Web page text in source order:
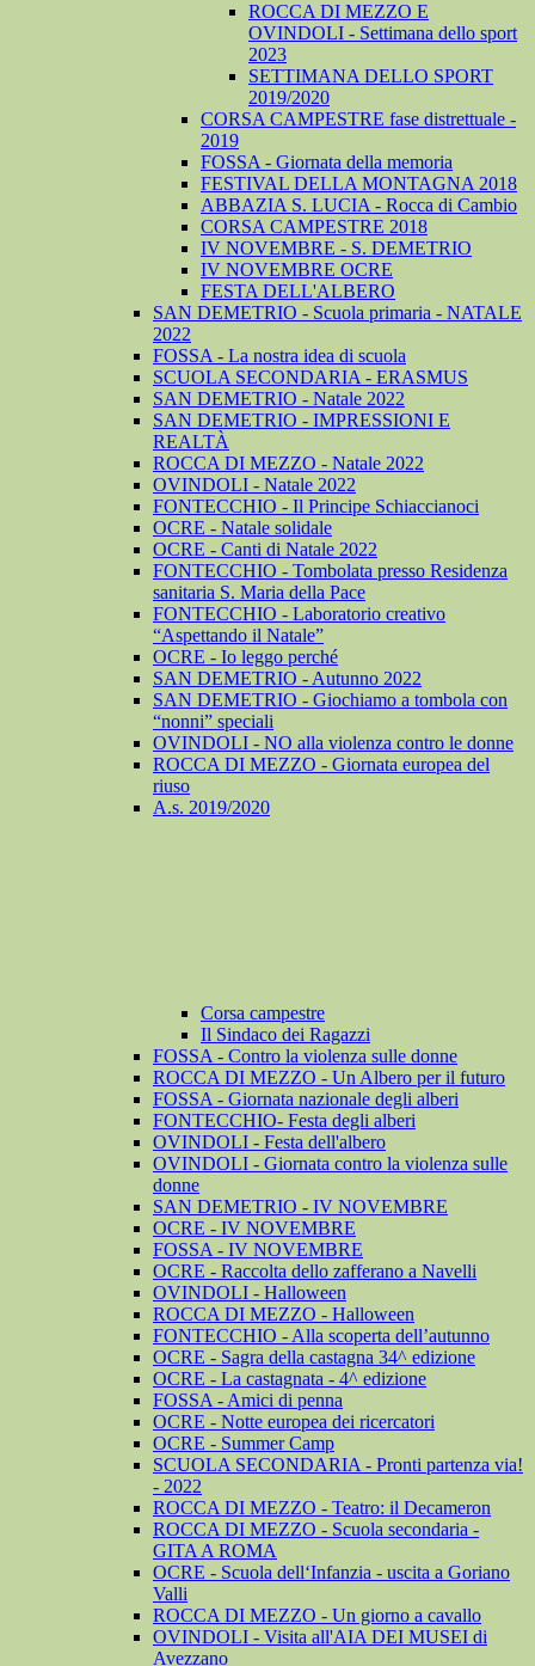
ROCCA DI MEZZO E
OVINDOLI - Settimana dello sport
2023
SETTIMANA DELLO SPORT
2019/2020
CORSA CAMPESTRE fase distrettuale -
2019
FOSSA - Giornata della memoria
FESTIVAL DELLA MONTAGNA 2018
ABBAZIA S. LUCIA - Rocca di Cambio
CORSA CAMPESTRE 2018
IV NOVEMBRE - S. DEMETRIO
IV NOVEMBRE OCRE
FESTA DELL'ALBERO
SAN DEMETRIO - Scuola primaria - NATALE
2022
FOSSA - La nostra idea di scuola
SCUOLA SECONDARIA - ERASMUS
SAN DEMETRIO - Natale 2022
SAN DEMETRIO - IMPRESSIONI E
REALTÀ
ROCCA DI MEZZO - Natale 2022
OVINDOLI - Natale 2022
FONTECCHIO - Il Principe Schiaccianoci
OCRE - Natale solidale
OCRE - Canti di Natale 2022
FONTECCHIO - Tombolata presso Residenza
sanitaria S. Maria della Pace
FONTECCHIO - Laboratorio creativo
“Aspettando il Natale”
OCRE - Io leggo perché
SAN DEMETRIO - Autunno 2022
SAN DEMETRIO - Giochiamo a tombola con
“nonni” speciali
OVINDOLI - NO alla violenza contro le donne
ROCCA DI MEZZO - Giornata europea del
riuso
A.s. 2019/2020
Corsa campestre
Il Sindaco dei Ragazzi
FOSSA - Contro la violenza sulle donne
ROCCA DI MEZZO - Un Albero per il futuro
FOSSA - Giornata nazionale degli alberi
FONTECCHIO- Festa degli alberi
OVINDOLI - Festa dell'albero
OVINDOLI - Giornata contro la violenza sulle
donne
SAN DEMETRIO - IV NOVEMBRE
OCRE - IV NOVEMBRE
FOSSA - IV NOVEMBRE
OCRE - Raccolta dello zafferano a Navelli
OVINDOLI - Halloween
ROCCA DI MEZZO - Halloween
FONTECCHIO - Alla scoperta dell’autunno
OCRE - Sagra della castagna 34^ edizione
OCRE - La castagnata - 4^ edizione
FOSSA - Amici di penna
OCRE - Notte europea dei ricercatori
OCRE - Summer Camp
SCUOLA SECONDARIA - Pronti partenza via!
- 2022
ROCCA DI MEZZO - Teatro: il Decameron
ROCCA DI MEZZO - Scuola secondaria -
GITA A ROMA
OCRE - Scuola dell‘Infanzia - uscita a Goriano
Valli
ROCCA DI MEZZO - Un giorno a cavallo
OVINDOLI - Visita all'AIA DEI MUSEI di
Avezzano